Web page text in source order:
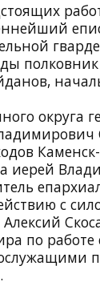
округа
Каменск-
иерей
с
по работе